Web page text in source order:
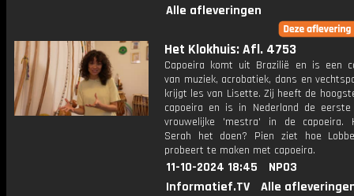
Alle afleveringen
Het Klokhuis: Afl. 4753
Capoeira komt uit Brazilië en is een
van muziek, acrobatiek, dans en
krijgt les van Lisette. Zij heeft de
capoeira en is in Nederland de
vrouwelijke 'mestra' in de capoeira.
Serah het doen? Pien ziet hoe
probeert te maken met capoeira.
11-10-2024 18:45
NPO3
Informatief.TV
Alle